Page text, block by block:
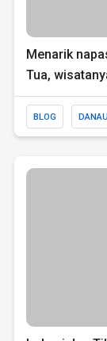
Menarik
Tua,
BLOG